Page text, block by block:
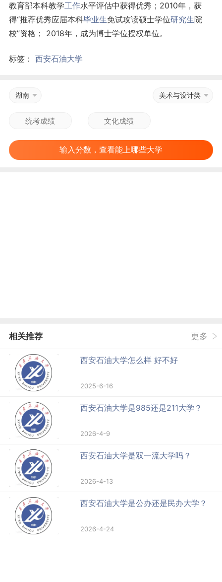
教育部本科教学工作水平评估中获得优秀；2010年，获
得“推荐优秀应届本科毕业生免试攻读硕士学位研究生院
校”资格； 2018年，成为博士学位授权单位。
标签： 西安石油大学
湖南 美术与设计类
输入分数，查看能上哪些大学
相关推荐 更多
西安石油大学怎么样 好不好
2025-6-16
西安石油大学是985还是211大学？
2026-4-9
西安石油大学是双一流大学吗？
2026-4-13
西安石油大学是公办还是民办大学？
2026-4-24